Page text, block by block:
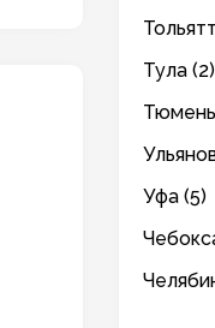
Тула (2)
Уфа (5)